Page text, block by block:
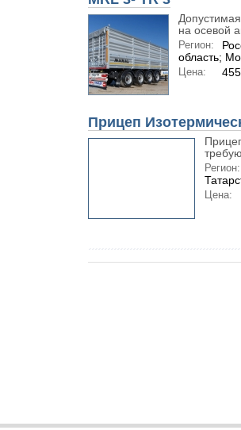
на осевой
Регион:
область;
Цена:
Прицеп
Регион:
Цена: